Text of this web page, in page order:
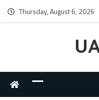
Thursday, August 6, 2026